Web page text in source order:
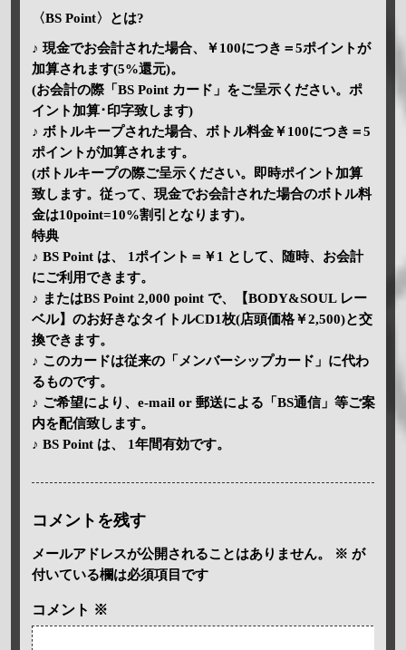
〈BS Point〉とは?
♪ 現金でお会計された場合、￥100につき＝5ポイントが
加算されます(5%還元)。
(お会計の際「BS Point カード」をご呈示ください。ポ
イント加算･印字致します)
♪ ボトルキープされた場合、ボトル料金￥100につき＝5
ポイントが加算されます。
(ボトルキープの際ご呈示ください。即時ポイント加算
致します。従って、現金でお会計された場合のボトル料
金は10point=10%割引となります)。
特典
♪ BS Point は、 1ポイント＝￥1 として、随時、お会計
にご利用できます。
♪ またはBS Point 2,000 point で、【BODY&SOUL レー
ベル】のお好きなタイトルCD1枚(店頭価格￥2,500)と交
換できます。
♪ このカードは従来の「メンバーシップカード」に代わ
るものです。
♪ ご希望により、e-mail or 郵送による「BS通信」等ご案
内を配信致します。
♪ BS Point は、 1年間有効です。
コメントを残す
メールアドレスが公開されることはありません。 ※ が
付いている欄は必須項目です
コメント ※